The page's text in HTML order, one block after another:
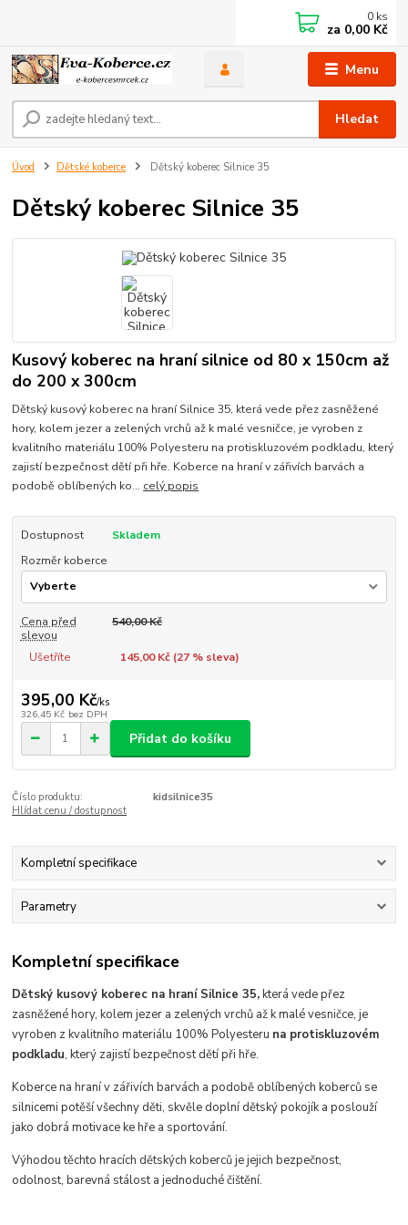
Menu
Hledat
0 ks
za 0,00 Kč
Úvod Dětské koberce Dětský koberec Silnice 35
Dětský koberec Silnice 35
Kusový koberec na hraní silnice od 80 x 150cm až
do 200 x 300cm
Dětský kusový koberec na hraní Silnice 35, která vede přez zasněžené
hory, kolem jezer a zelených vrchů až k malé vesničce, je vyroben z
kvalitního materiálu 100% Polyesteru na protiskluzovém podkladu, který
zajistí bezpečnost dětí při hře. Koberce na hraní v zářivích barvách a
podobě oblíbených ko... celý popis
Dostupnost
Skladem
Rozměr koberce
Cena před
slevou
540,00 Kč
Ušetříte 145,00 Kč (27% sleva)
395,00 Kč/ks
326,45 Kč bez DPH
Přidat do košíku
Číslo produktu:
kidsilnice35
Hlídat cenu / dostupnost
Kompletní specifikace
Parametry
Kompletní specifikace
Dětský kusový koberec na hraní Silnice 35,která vede přez
zasněžené hory, kolem jezer a zelených vrchů až k malé vesničce, je
vyroben z kvalitního materiálu 100% Polyesteru na protiskluzovém
podkladu, který zajistí bezpečnost dětí při hře.
Koberce na hraní v zářivích barvách a podobě oblíbených koberců se
silnicemi potěší všechny děti, skvěle doplní dětský pokojík a poslouží
jako dobrá motivace ke hře a sportování.
Výhodou těchto hracích dětských koberců je jejich bezpečnost,
odolnost, barevná stálost a jednoduchéčištění.